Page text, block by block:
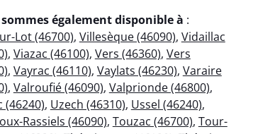
également disponible à :
Lot (46700), Villesèque (46090), Vidaillac
, Viazac (46100), Vers (46360), Vers
, Vayrac (46110), Vaylats (46230), Varaire
, Valroufié (46090), Valprionde (46800),
(46240), Uzech (46310), Ussel (46240),
Rassiels (46090), Touzac (46700), Tour-